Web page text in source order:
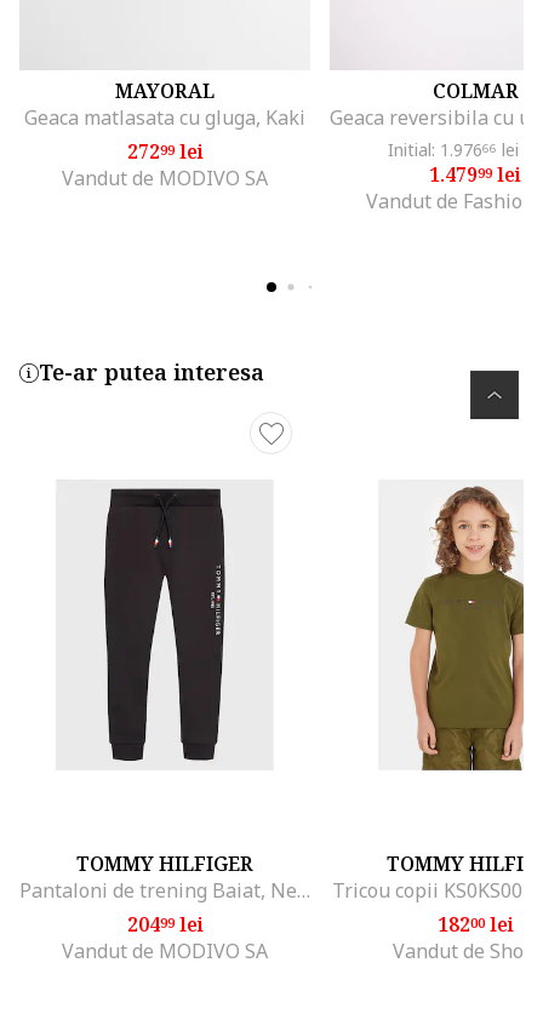
MAYORAL
Geaca matlasata cu gluga, Kaki
27299lei
Vandut de MODIVO SA
COLMAR
Initial: 1.97666 lei
1.47999lei
Vandut de Fashion
Te-ar putea interesa
TOMMY HILFIGER
Pantaloni de trening Baiat, Negru, 100% bumbac, 4Y
20499lei
Vandut de MODIVO SA
TOMMY
Tricou copii
18200lei
Vandut de